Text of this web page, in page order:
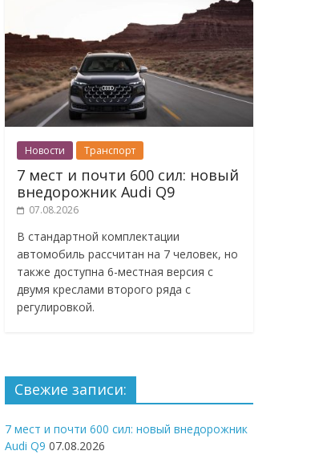
Новости Транспорт
7 мест и почти 600 сил: новый
внедорожник Audi Q9
07.08.2026
В стандартной комплектации
автомобиль рассчитан на 7 человек, но
также доступна 6-местная версия с
двумя креслами второго ряда с
регулировкой.
Свежие записи:
7 мест и почти 600 сил: новый внедорожник
Audi Q9 07.08.2026